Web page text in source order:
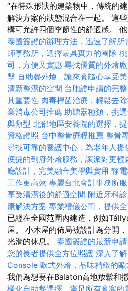
“在特殊形狀的建築物中，傳統的
解決方案的狀態混合在一起。 這
構可允許四個季節性的舒適感。
泰國簽證的辦理方法，迅速了解所
師事務所，選擇最具實力的團隊
司，方便又實惠 尋找優質的外燴
擊 自助餐外燴，讓來賓隨心享受
清新整潔的空間 台胞證申請的完
其重要性 肉毒桿菌治療，輕鬆去
業消毒公司推薦 助聽器種類，挑
與類型 北部地區安養院的選擇，
資格證照 台中整骨療程推薦 整骨
尋找可靠的養護中心，為老年人提
便捷的到府外燴服務，讓派對更輕
廳設計，完美融合美學與實用 靜
工作更高效 專屬台北會計事務所
享受清潔後的舒適空間 附近牙科
康解決方案 專業禮儀公司，提供
已經在全國范圍內建造，例如
屋。 小木屋的佈局被設計為分開
光滑的休息。 泰國簽證的最新申
您的長者提供全方位照護 深入了
Console 歐式外燴，品味精緻的
我們為想要在Balaton高地放鬆和
樣化自助餐選擇，滿足所有賓客的